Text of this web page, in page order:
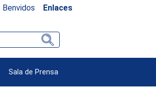
Benvidos Enlaces
Sala de Prensa